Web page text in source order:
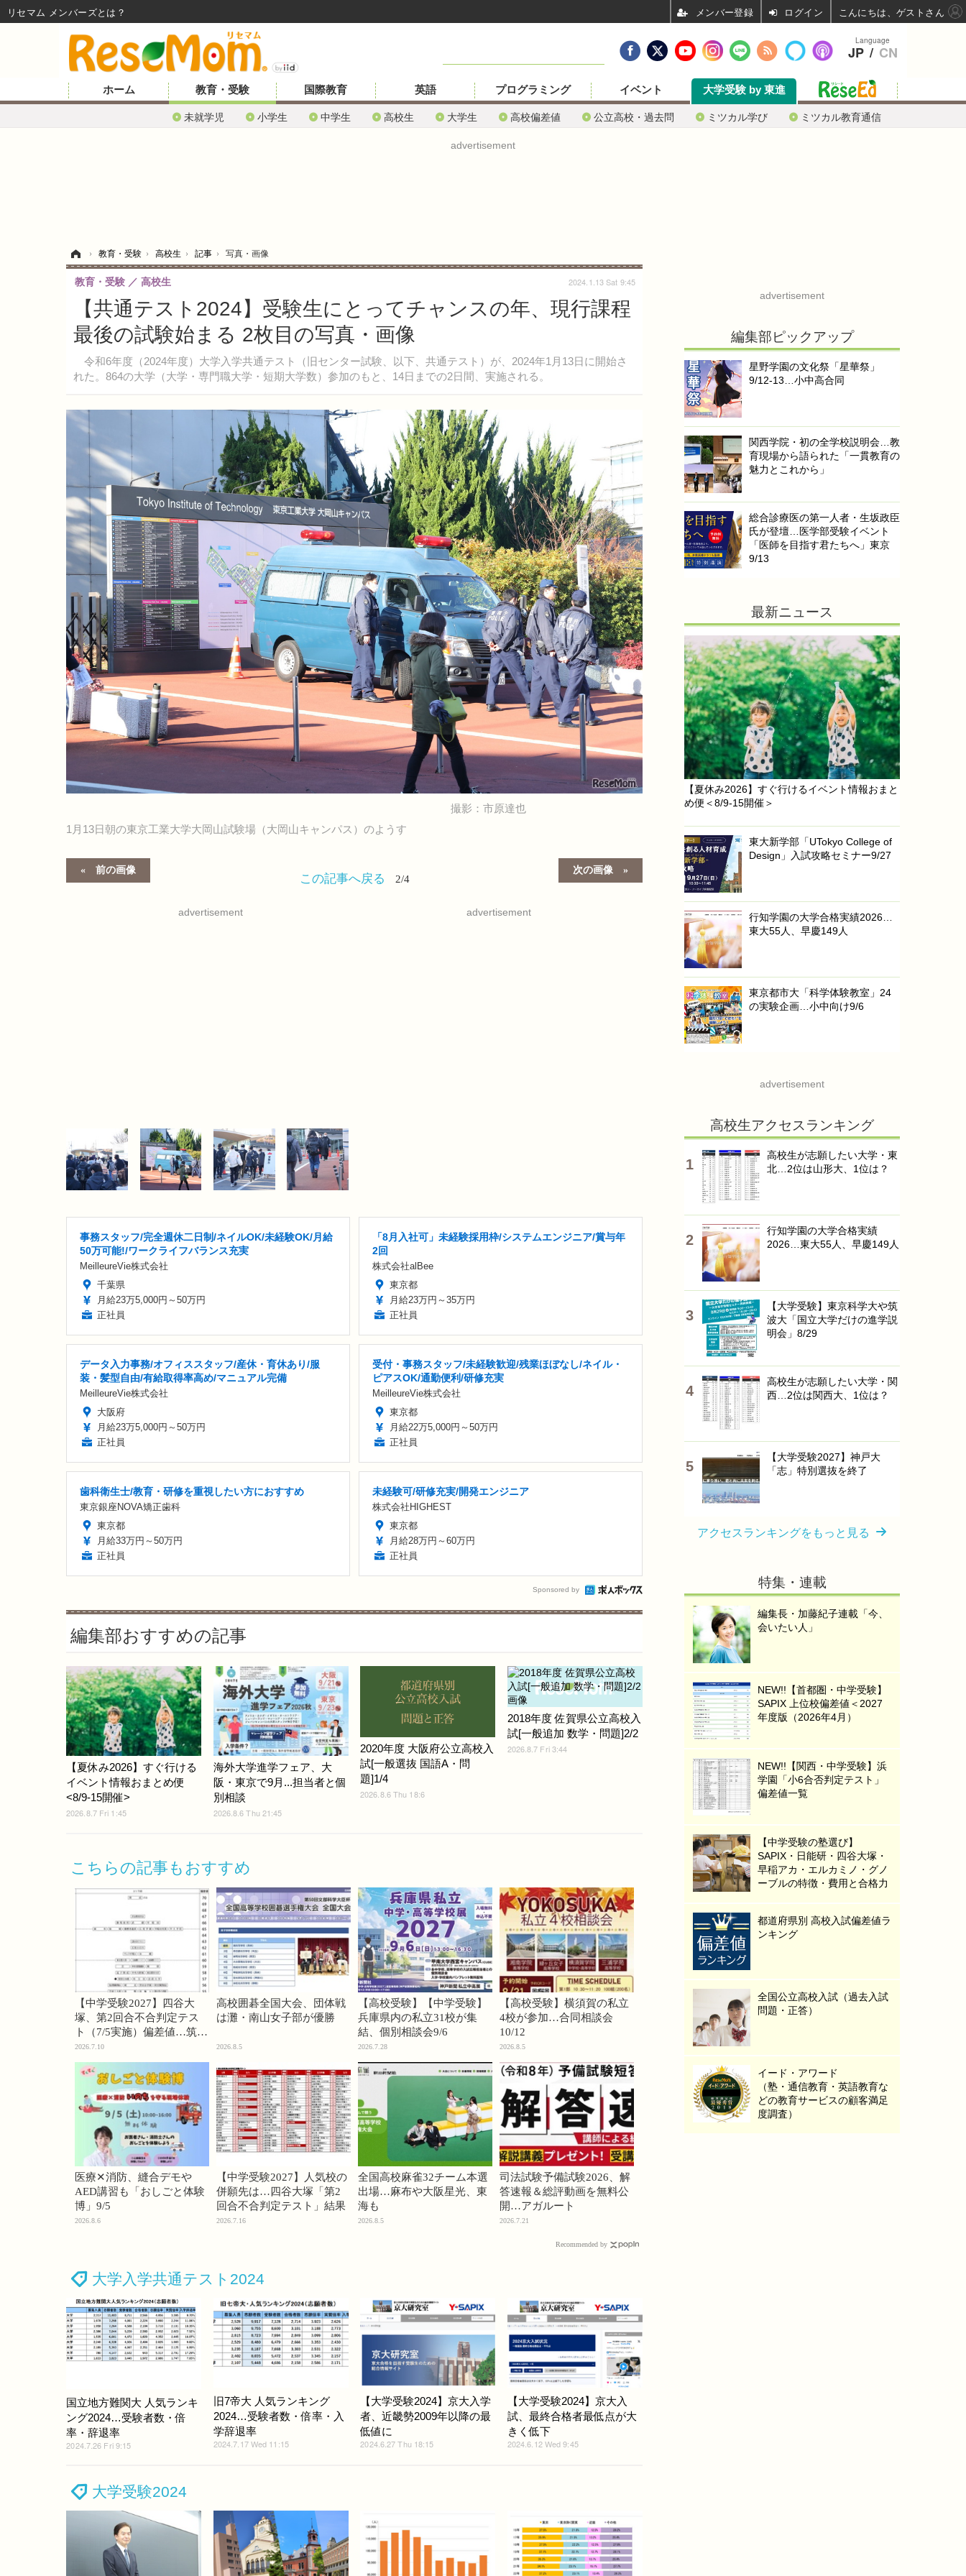
ホーム 教育・受験
未就学児 小学生 中学生 高校生 大学生 高校偏差値 公立高校・過去問 ミツカル学び ミツカル教育通信
国際教育 英語 プログラミング イベント 大学受験 by 東進
advertisement
› 教育・受験 › 高校生 › 記事 › 写真・画像
【共通テスト2024】受験生にとってチャンスの年、現行課程
最後の試験始まる 2枚目の写真・画像
令和6年度（2024年度）大学入学共通テスト（旧センター試験、以下、共通テスト）が、2024年1月13日に開始さ
れた。864の大学（大学・専門職大学・短期大学数）参加のもと、14日までの2日間、実施される。
教育・受験 高校生 2024.1.13 Sat 9:45
撮影：市原達也
1月13日朝の東京工業大学大岡山試験場（大岡山キャンパス）のようす
前の画像 次の画像
この記事へ戻る 2/4
advertisement advertisement
事務スタッフ/完全週休二日制/ネイルOK/未経験OK/月給
50万可能!/ワークライフバランス充実
MeilleureVie株式会社
千葉県
月給23万5,000円～50万円
正社員
「8月入社可」未経験採用枠/システムエンジニア/賞与年
2回
株式会社alBee
東京都
月給23万円～35万円
正社員
データ入力事務/オフィススタッフ/産休・育休あり/服
装・髪型自由/有給取得率高め/マニュアル完備
MeilleureVie株式会社
大阪府
月給23万5,000円～50万円
正社員
受付・事務スタッフ/未経験歓迎/残業ほぼなし/ネイル・
ピアスOK/通勤便利/研修充実
MeilleureVie株式会社
東京都
月給22万5,000円～50万円
正社員
歯科衛生士/教育・研修を重視したい方におすすめ
東京銀座NOVA矯正歯科
東京都
月給33万円～50万円
正社員
未経験可/研修充実/開発エンジニア
株式会社HIGHEST
東京都
月給28万円～60万円
正社員
Sponsored by
編集部おすすめの記事
【夏休み2026】すぐ行ける
イベント情報おまとめ便
<8/9-15開催>
2026.8.7 Fri 1:45
海外大学進学フェア、大
阪・東京で9月...担当者と個
別相談
2026.8.6 Thu 21:45
2020年度 大阪府公立高校入
試[一般選抜 国語A・問
題]1/4
2026.8.6 Thu 18:6
2018年度 佐賀県公立高校入
試[一般追加 数学・問題]2/2
2026.8.7 Fri 3:44
こちらの記事もおすすめ
【中学受験2027】四谷大
塚、第2回合不合判定テス
ト（7/5実施）偏差値…筑駒
74・桜蔭70＜PR＞
2026.7.10
高校囲碁全国大会、団体戦
は灘・南山女子部が優勝
2026.8.5
【高校受験】【中学受験】
兵庫県内の私立31校が集
結、個別相談会9/6
2026.7.28
【高校受験】横須賀の私立
4校が参加…合同相談会
10/12
2026.8.5
医療✕消防、縫合デモや
AED講習も「おしごと体験
博」9/5
2026.8.6
【中学受験2027】人気校の
併願先は…四谷大塚「第2
回合不合判定テスト」結果
2026.7.16
全国高校麻雀32チーム本選
出場…麻布や大阪星光、東
海も
2026.8.5
司法試験予備試験2026、解
答速報＆総評動画を無料公
開…アガルート
2026.7.21
Recommended by
大学入学共通テスト2024
国立地方難関大 人気ランキ
ング2024…受験者数・倍
率・辞退率
2024.7.26 Fri 9:15
旧7帝大 人気ランキング
2024…受験者数・倍率・入
学辞退率
2024.7.17 Wed 11:15
【大学受験2024】京大入学
者、近畿勢2009年以降の最
低値に
2024.6.27 Thu 18:15
【大学受験2024】京大入
試、最終合格者最低点が大
きく低下
2024.6.12 Wed 9:45
大学受験2024
advertisement
編集部ピックアップ
星野学園の文化祭「星華祭」
9/12-13…小中高合同
関西学院・初の全学校説明会…教
育現場から語られた「一貫教育の
魅力とこれから」
総合診療医の第一人者・生坂政臣
氏が登壇…医学部受験イベント
「医師を目指す君たちへ」東京
9/13
最新ニュース
【夏休み2026】すぐ行けるイベント情報おまと
め便＜8/9-15開催＞
東大新学部「UTokyo College of
Design」入試攻略セミナー9/27
行知学園の大学合格実績2026…
東大55人、早慶149人
東京都市大「科学体験教室」24
の実験企画…小中向け9/6
advertisement
高校生アクセスランキング
高校生が志願したい大学・東
北…2位は山形大、1位は？
行知学園の大学合格実績
2026…東大55人、早慶149人
【大学受験】東京科学大や筑
波大「国立大学だけの進学説
明会」8/29
高校生が志願したい大学・関
西…2位は関西大、1位は？
【大学受験2027】神戸大
「志」特別選抜を終了
アクセスランキングをもっと見る
特集・連載
編集長・加藤紀子連載「今、
会いたい人」
NEW!!【首都圏・中学受験】
SAPIX 上位校偏差値＜2027
年度版（2026年4月）
NEW!!【関西・中学受験】浜
学園「小6合否判定テスト」
偏差値一覧
【中学受験の塾選び】
SAPIX・日能研・四谷大塚・
早稲アカ・エルカミノ・グノ
ーブルの特徴・費用と合格力
都道府県別 高校入試偏差値ラ
ンキング
全国公立高校入試（過去入試
問題・正答）
イード・アワード
（塾・通信教育・英語教育な
どの教育サービスの顧客満足
度調査）
Language
JP / CN
リセマム メンバーズ ログイン こんにちは、ゲストさん